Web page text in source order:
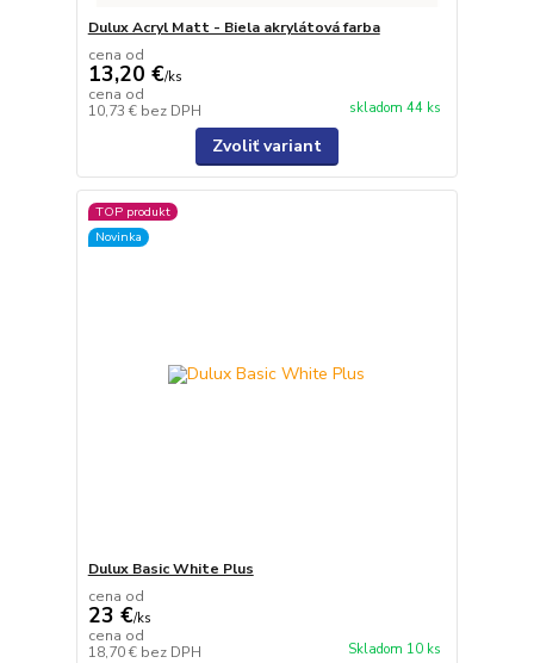
Dulux Acryl Matt - Biela akrylátová farba
cena od
13,20 €/ks
cena od
10,73 € bez DPH skladom 44 ks
Zvoliť variant
TOP produkt
Novinka
Dulux Basic White Plus
cena od
23 €/ks
cena od
18,70 € bez DPH Skladom 10 ks